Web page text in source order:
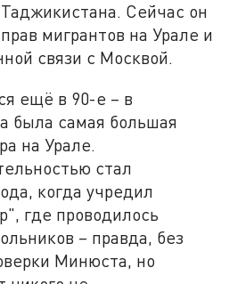
Сейчас он
мигрантов на Урале и
связи с Москвой.
ещё в 90-е – в
была самая большая
на Урале.
стал
когда учредил
где проводилось
– правда, без
Минюста, но